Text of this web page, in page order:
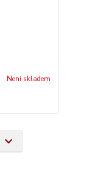
Není skladem